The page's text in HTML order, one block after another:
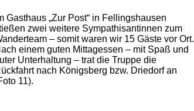
Gasthaus „Zur Post“ in Fellingshausen
zwei weitere Sympathisantinnen zum
– somit waren wir 15 Gäste vor Ort.
einem guten Mittagessen – mit Spaß und
Unterhaltung – trat die Truppe die
nach Königsberg bzw. Driedorf an
11).